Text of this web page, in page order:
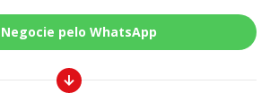
Negocie pelo WhatsApp